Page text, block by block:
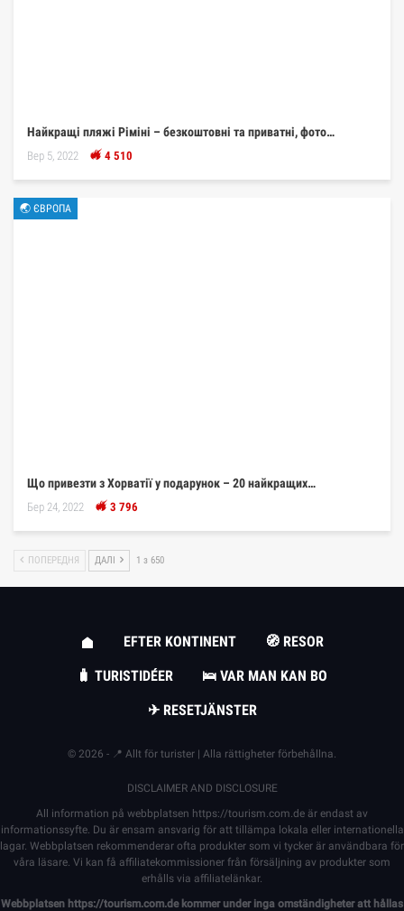
Найкращі пляжі Ріміні – безкоштовні та приватні, фото…
Вер 5, 2022 4 510
🌏 ЄВРОПА
Що привезти з Хорватії у подарунок – 20 найкращих…
Бер 24, 2022 3 796
ПОПЕРЕДНЯ ДАЛІ 1 з 650
EFTER KONTINENT
🧭 RESOR
🧳 TURISTIDÉER
🛌 VAR MAN KAN BO
✈ RESETJÄNSTER
© 2026 - 📍 Allt för turister | Alla rättigheter förbehållna.
DISCLAIMER AND DISCLOSURE
All information på webbplatsen https://tourism.com.de är endast av
informationssyfte. Du är ensam ansvarig för att tillämpa lokala eller internationella
lagar. Webbplatsen rekommenderar ofta produkter som vi tycker är användbara för
våra läsare. Vi kan få affiliatekommissioner från försäljning av produkter som
erhålls via affiliatelänkar.
Webbplatsen https://tourism.com.dekommer under inga omständigheter att hållas